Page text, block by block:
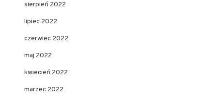
sierpień 2022
lipiec 2022
czerwiec 2022
maj 2022
kwiecień 2022
marzec 2022